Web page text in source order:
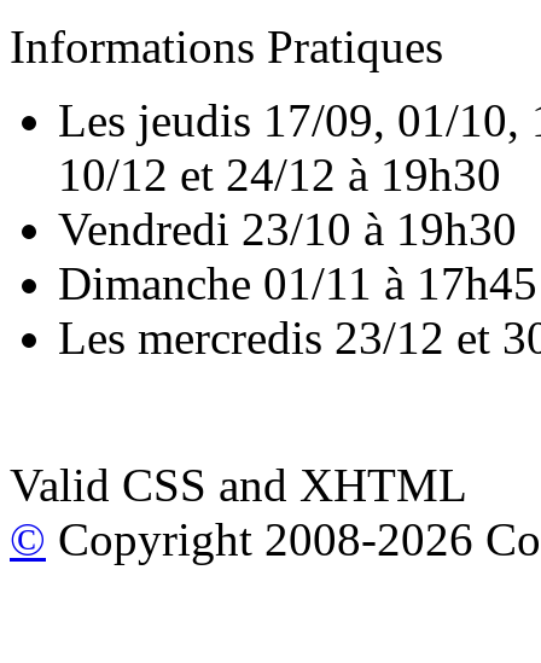
Informations Pratiques
Les jeudis 17/09, 01/
10/12 et 24/12 à 19h30
Vendredi 23/10 à 19h30
Dimanche 01/11 à 17h45
Les mercredis 23/12 et
Valid CSS and XHTML
© Copyright 2008-2026